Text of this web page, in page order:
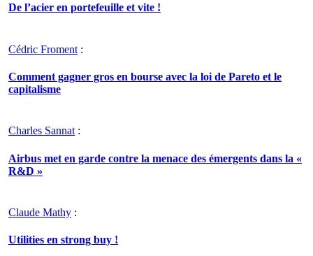
De l’acier en portefeuille et vite !
Cédric Froment :
Comment gagner gros en bourse avec la loi de Pareto et le
capitalisme
Charles Sannat :
Airbus met en garde contre la menace des émergents dans la «
R&D »
Claude Mathy :
Utilities en strong buy !